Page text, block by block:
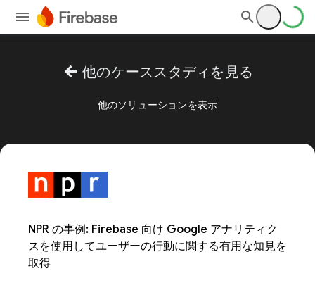
arrow_back 他のケーススタディを見る
他のソリューションを表示
NPR の事例: Firebase 向け Google アナリティク
スを使用してユーザーの行動に関する有用な知見を
取得